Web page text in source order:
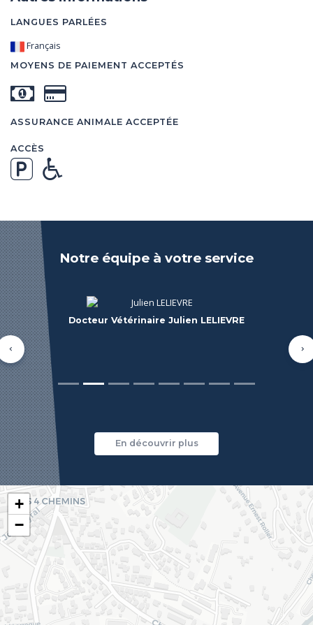
LANGUES PARLÉES
Français
MOYENS DE PAIEMENT ACCEPTÉS
ASSURANCE ANIMALE ACCEPTÉE
ACCÈS
Notre équipe à votre service
Docteur Vétérinaire Julien LELIEVRE
Précédent
En découvrir plus
+
−